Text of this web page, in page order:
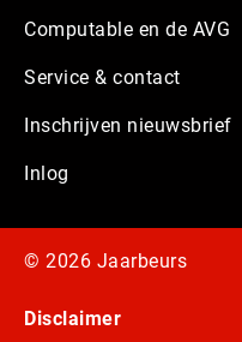
Computable en de AVG
Service & contact
Inschrijven nieuwsbrief
Inlog
© 2026 Jaarbeurs
Disclaimer